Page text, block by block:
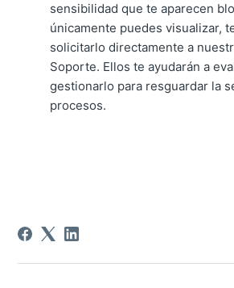
sensibilidad que te aparecen
únicamente puedes visualizar,
solicitarlo directamente a
Soporte. Ellos te ayudarán a
gestionarlo para resguardar la
procesos.